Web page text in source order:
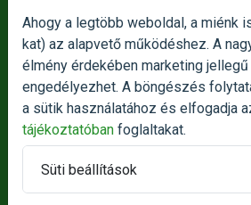
Termék reklamáció
Panasz bejelentése
HASZNOS LINKEK
Ügyfélszolgálat
Ahogy a legtöbb weboldal, a miénk
kat) az alapvető működéshez. A
élmény érdekében marketing
engedélyezhet. A böngészés
a sütik használatához és elfogadja
tájékoztatóban foglaltakat.
Süti beállítások